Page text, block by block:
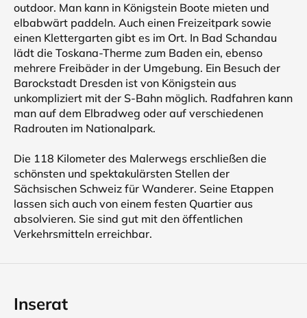
outdoor. Man kann in Königstein Boote mieten und
elbabwärt paddeln. Auch einen Freizeitpark sowie
einen Klettergarten gibt es im Ort. In Bad Schandau
lädt die Toskana-Therme zum Baden ein, ebenso
mehrere Freibäder in der Umgebung. Ein Besuch der
Barockstadt Dresden ist von Königstein aus
unkompliziert mit der S-Bahn möglich. Radfahren kann
man auf dem Elbradweg oder auf verschiedenen
Radrouten im Nationalpark.
Die 118 Kilometer des Malerwegs erschließen die
schönsten und spektakulärsten Stellen der
Sächsischen Schweiz für Wanderer. Seine Etappen
lassen sich auch von einem festen Quartier aus
absolvieren. Sie sind gut mit den öffentlichen
Verkehrsmitteln erreichbar.
Inserat